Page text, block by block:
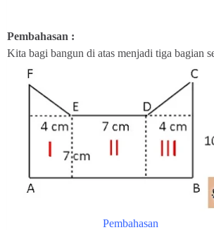
Pembahasan :
Kita bagi bangun di atas menjadi tiga bagian
Pembahasan